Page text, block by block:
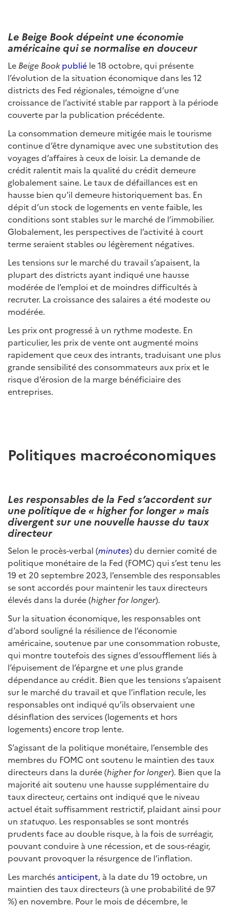
Le Beige Book dépeint une économie
américaine qui se normalise en douceur
Le Beige Book publié le 18 octobre, qui présente
l’évolution de la situation économique dans les 12
districts des Fed régionales, témoigne d’une
croissance de l’activité stable par rapport à la période
couverte par la publication précédente.
La consommation demeure mitigée mais le tourisme
continue d’être dynamique avec une substitution des
voyages d’affaires à ceux de loisir. La demande de
crédit ralentit mais la qualité du crédit demeure
globalement saine. Le taux de défaillances est en
hausse bien qu’il demeure historiquement bas. En
dépit d’un stock de logements en vente faible, les
conditions sont stables sur le marché de l’immobilier.
Globalement, les perspectives de l’activité à court
terme seraient stables ou légèrement négatives.
Les tensions sur le marché du travail s’apaisent, la
plupart des districts ayant indiqué une hausse
modérée de l’emploi et de moindres difficultés à
recruter. La croissance des salaires a été modeste ou
modérée.
Les prix ont progressé à un rythme modeste. En
particulier, les prix de vente ont augmenté moins
rapidement que ceux des intrants, traduisant une plus
grande sensibilité des consommateurs aux prix et le
risque d’érosion de la marge bénéficiaire des
entreprises.
Politiques macroéconomiques
Les responsables de la Fed s’accordent sur
une politique de « higher for longer » mais
divergent sur une nouvelle hausse du taux
directeur
Selon le procès-verbal (minutes) du dernier comité de
politique monétaire de la Fed (FOMC) qui s’est tenu les
19 et 20 septembre 2023, l’ensemble des responsables
se sont accordés pour maintenir les taux directeurs
élevés dans la durée (higher for longer).
Sur la situation économique, les responsables ont
d’abord souligné la résilience de l’économie
américaine, soutenue par une consommation robuste,
qui montre toutefois des signes d’essoufflement liés à
l’épuisement de l’épargne et une plus grande
dépendance au crédit. Bien que les tensions s’apaisent
sur le marché du travail et que l’inflation recule, les
responsables ont indiqué qu’ils observaient une
désinflation des services (logements et hors
logements) encore trop lente.
S’agissant de la politique monétaire, l’ensemble des
membres du FOMC ont soutenu le maintien des taux
directeurs dans la durée (higher for longer). Bien que la
majorité ait soutenu une hausse supplémentaire du
taux directeur, certains ont indiqué que le niveau
actuel était suffisamment restrictif, plaidant ainsi pour
un statuquo. Les responsables se sont montrés
prudents face au double risque, à la fois de surréagir,
pouvant conduire à une récession, et de sous-réagir,
pouvant provoquer la résurgence de l’inflation.
Les marchés anticipent, à la date du 19 octobre, un
maintien des taux directeurs (à une probabilité de 97
%) en novembre. Pour le mois de décembre, le